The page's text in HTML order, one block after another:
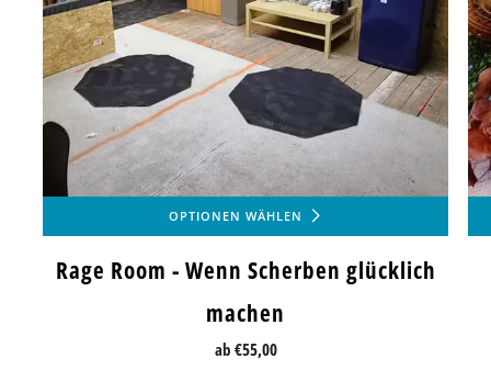
OPTIONEN WÄHLEN
Rage Room - Wenn Scherben glücklich
machen
ab €55,00